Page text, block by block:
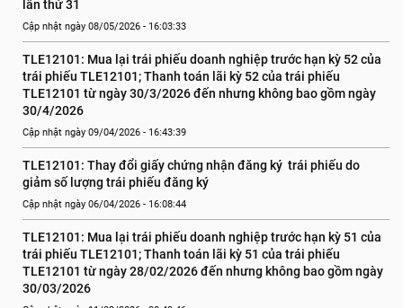
lần thứ 31
Cập nhật ngày 08/05/2026 - 16:03:33
TLE12101: Mua lại trái phiếu doanh nghiệp trước hạn kỳ 52 của
trái phiếu TLE12101; Thanh toán lãi kỳ 52 của trái phiếu
TLE12101 từ ngày 30/3/2026 đến nhưng không bao gồm ngày
30/4/2026
Cập nhật ngày 09/04/2026 - 16:43:39
TLE12101: Thay đổi giấy chứng nhận đăng ký  trái phiếu do
giảm số lượng trái phiếu đăng ký
Cập nhật ngày 06/04/2026 - 16:08:44
TLE12101: Mua lại trái phiếu doanh nghiệp trước hạn kỳ 51 của
trái phiếu TLE12101; Thanh toán lãi kỳ 51 của trái phiếu
TLE12101 từ ngày 28/02/2026 đến nhưng không bao gồm ngày
30/03/2026